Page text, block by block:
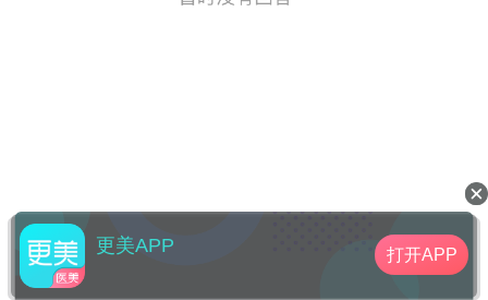
更美APP 打开APP